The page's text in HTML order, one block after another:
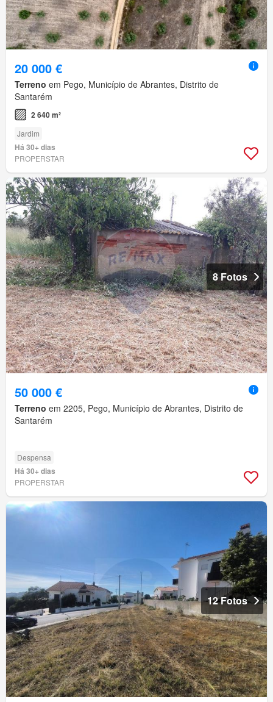
20 000 €
Terreno em Pego, Município de Abrantes, Distrito de
Santarém
2 640 m²
Jardim
Há 30+ dias
PROPERSTAR
8 Fotos
50 000 €
Terreno em 2205, Pego, Município de Abrantes, Distrito de
Santarém
Despensa
Há 30+ dias
PROPERSTAR
12 Fotos